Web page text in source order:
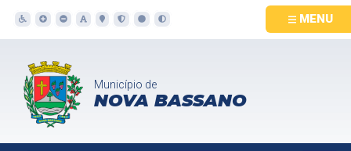
MENU
Município de
NOVA BASSANO